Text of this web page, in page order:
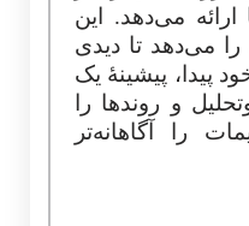
می‌دهد. این
را می‌دهد تا دیدی
پیدا، پیشینۀ یک
و روندها را
را آگاهانه‌تر